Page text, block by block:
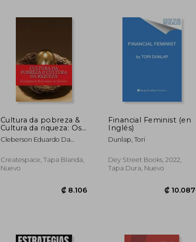
Cultura da pobreza &
Cultura da riqueza: Os
pobres cada vez mais
pobres; os ricos cada
Cleberson Eduardo Da
Createspace, Tapa Blanda,
Nuevo
Financial Feminist (en
Inglés)
Dunlap, Tori
Dey Street Books, 2022,
Tapa Dura, Nuevo